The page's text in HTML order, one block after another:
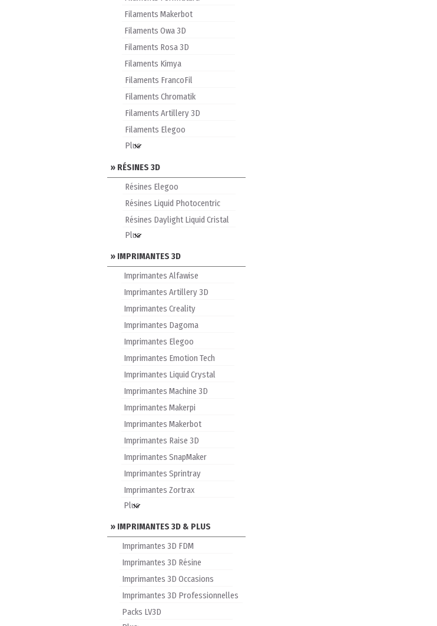
Filaments Makerbot
Filaments Owa 3D
Filaments Rosa 3D
Filaments Kimya
Filaments FrancoFil
Filaments Chromatik
Filaments Artillery 3D
Filaments Elegoo
» RÉSINES 3D
Résines Elegoo
Résines Liquid Photocentric
Résines Daylight Liquid Cristal
» IMPRIMANTES 3D
Imprimantes Alfawise
Imprimantes Artillery 3D
Imprimantes Creality
Imprimantes Dagoma
Imprimantes Elegoo
Imprimantes Emotion Tech
Imprimantes Liquid Crystal
Imprimantes Machine 3D
Imprimantes Makerpi
Imprimantes Makerbot
Imprimantes Raise 3D
Imprimantes SnapMaker
Imprimantes Sprintray
Imprimantes Zortrax
» IMPRIMANTES 3D & PLUS
Imprimantes 3D FDM
Imprimantes 3D Résine
Imprimantes 3D Occasions
Imprimantes 3D Professionnelles
Packs LV3D